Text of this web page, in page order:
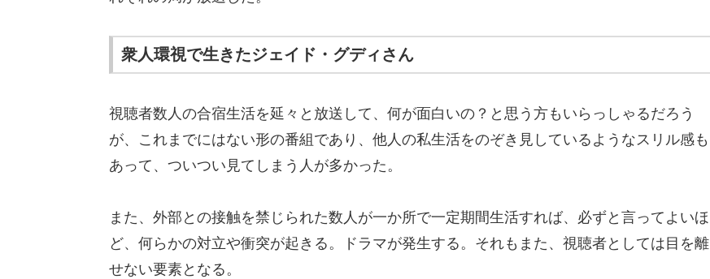
衆人環視で生きたジェイド・グディさん
視聴者数人の合宿生活を延々と放送して、何が面白いの？と思う方もいらっしゃるだろう
が、これまでにはない形の番組であり、他人の私生活をのぞき見しているようなスリル感も
あって、ついつい見てしまう人が多かった。
また、外部との接触を禁じられた数人が一か所で一定期間生活すれば、必ずと言ってよいほ
ど、何らかの対立や衝突が起きる。ドラマが発生する。それもまた、視聴者としては目を離
せない要素となる。